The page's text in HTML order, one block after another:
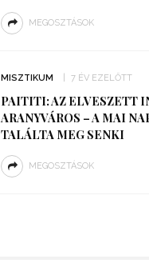
MEGOSZTÁSOK
MISZTIKUM 7 ÉV EZELŐTT
PAITITI: AZ ELVESZETT
ARANYVÁROS – A MAI
TALÁLTA MEG SENKI
MEGOSZTÁSOK